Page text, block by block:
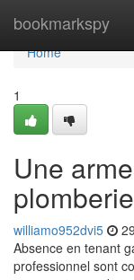
bookmarkspy
Home
Home
1
Une
plomberie
williamo952dvi5
Absence en tenant
professionnel sont